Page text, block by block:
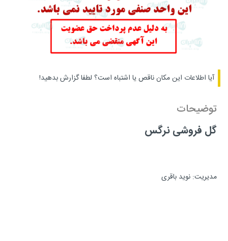
آیا اطلاعات این مکان ناقص یا اشتباه است؟ لطفا گزارش بدهید!
توضیحات
گل فروشی نرگس
مدیریت: نوید باقری